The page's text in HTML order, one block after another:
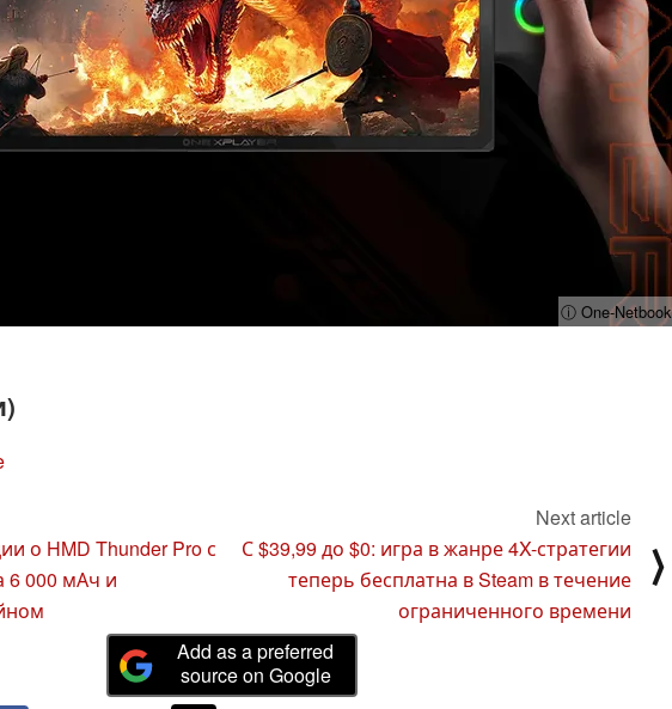
ⓘ One-Netbook
о HMD Thunder Pro с
6 000 мАч и
Next article
С $39,99 до $0: игра в жанре 4X-стратегии
теперь бесплатна в Steam в течение
ограниченного времени
⟩
Add as a preferred
source on Google